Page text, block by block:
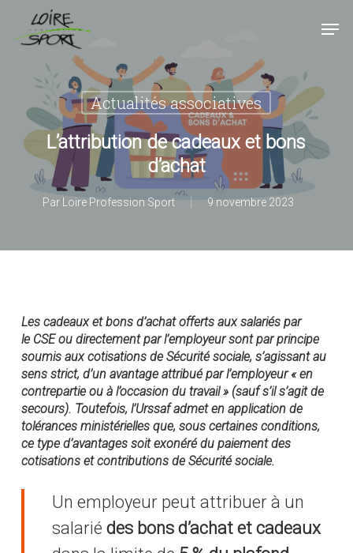
Panneau de gestion des cookies
contenu
Actualités associatives
L’attribution de cadeaux et bons
d’achat
Par Loire Profession Sport 9 novembre 2023
Les cadeaux et bons d’achat offerts aux salariés par
le CSEou directement par l’employeur sont par principe
soumis aux cotisations de Sécurité sociale, s’agissant au
sens strict, d’un avantage attribué par l’employeur « en
contrepartie ou à l’occasion du travail » (sauf s’il s’agit de
secours). Toutefois, l’Urssafadmet en application de
tolérances ministérielles que, sous certaines conditions,
ce type d’avantages soit exonéré du paiement des
cotisations et contributions de Sécurité sociale.
Un employeur peut attribuer à un
salariédes bons d’achat et cadeaux